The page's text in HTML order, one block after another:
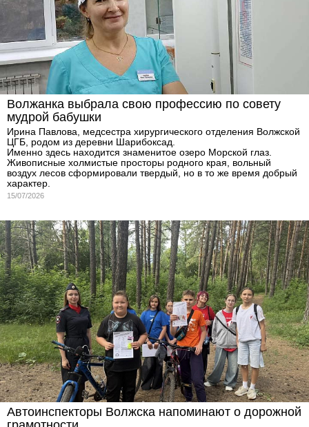
Волжанка выбрала свою профессию по совету
мудрой бабушки
Ирина Павлова, медсестра хирургического отделения Волжской
ЦГБ, родом из деревни Шарибоксад.
Именно здесь находится знаменитое озеро Морской глаз.
Живописные холмистые просторы родного края, вольный
воздух лесов сформировали твердый, но в то же время добрый
характер.
15/07/2026
Автоинспекторы Волжска напоминают о дорожной